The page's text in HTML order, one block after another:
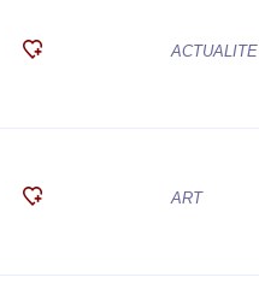
ACTUALITE
ART